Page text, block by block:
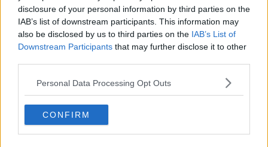
disclosure of your personal information by third parties on the
IAB’s list of downstream participants. This information may
also be disclosed by us to third parties on the IAB’s List of
Downstream Participants that may further disclose it to other
Personal Data Processing Opt Outs
CONFIRM